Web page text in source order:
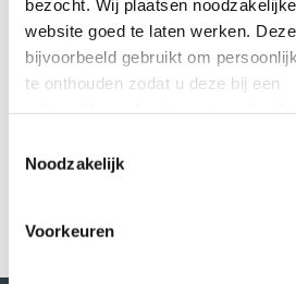
bezocht. Wij plaatsen
website goed te laten werken.
bijvoorbeeld gebruikt om
te onthouden zodat u deze bij een
Soms embedden wij content van
marketingcookies plaatsen,
Noodzakelijk
Voorkeuren
maken van de betaalde
for Education licentie
Plus)?
Hoe bepaal ik hoeveel